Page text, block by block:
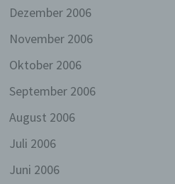
Dezember 2006
November 2006
Oktober 2006
September 2006
August 2006
Juli 2006
Juni 2006
juristische Person,
andere Stelle, die allein
anderen über die
entscheidet. Sind die
oder das Recht der
beziehungsweise
Unionsrecht oder dem